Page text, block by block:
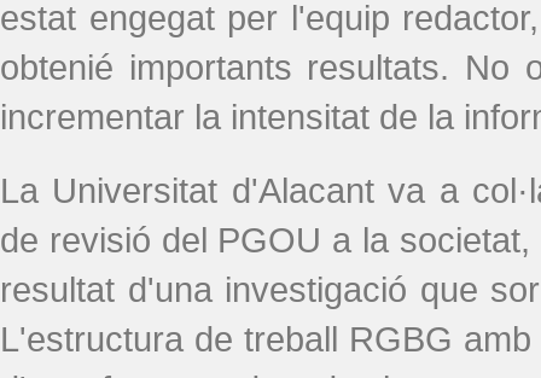
estat engegat per l'equip
obtenié importants resultats. No
incrementar la intensitat de la
La Universitat d'Alacant va a
de revisió del PGOU a la
resultat d'una investigació que
L'estructura de treball RGBG